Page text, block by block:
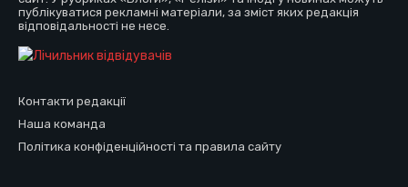
публікуватися рекламні матеріали, за зміст яких редакція
відповідальності не несе.
Контакти редакції
Наша команда
Політика конфіденційності та правила сайту